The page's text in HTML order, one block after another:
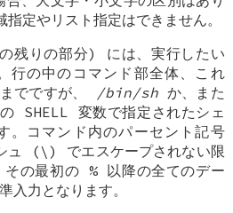
定やリスト指定はできません。
りの部分) には、実行したい
行の中のコマンド部全体、これ
でですが、
/bin/shか、また
SHELL
変数で指定されたシェ
。コマンド内のパーセント記号
ュ (\) でエスケープされない限
その最初の % 以降の全てのデー
入力となります。